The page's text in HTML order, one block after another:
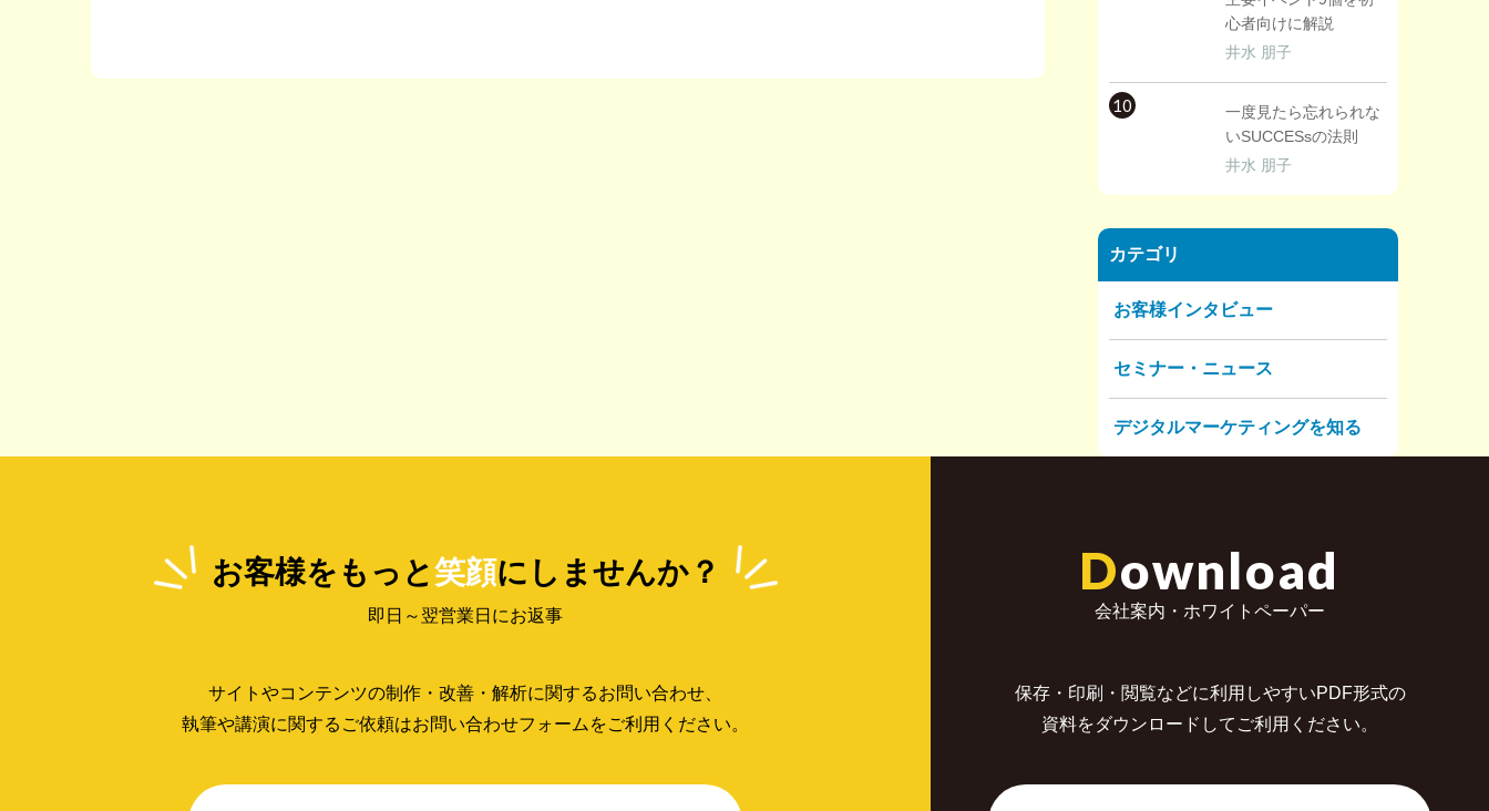
心者向けに解説
井水 朋子
10
一度見たら忘れられな
いSUCCESsの法則
井水 朋子
カテゴリ
お客様インタビュー
セミナー・ニュース
デジタルマーケティングを知る
お客様をもっと笑顔にしませんか？
即日～翌営業日にお返事
サイトやコンテンツの制作・改善・解析に関するお問い合わせ、
執筆や講演に関するご依頼はお問い合わせフォームをご利用ください。
Download
会社案内・ホワイトペーパー
保存・印刷・閲覧などに利用しやすいPDF形式の
資料をダウンロードしてご利用ください。